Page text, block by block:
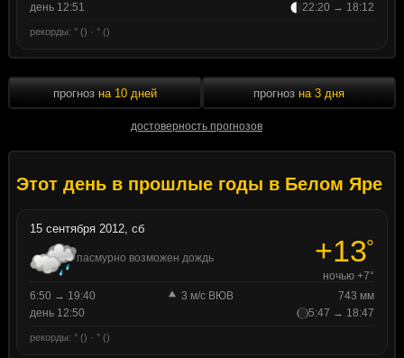
день 12:51
22:20 → 18:12
рекорды: ° () · ° ()
прогноз на 10 дней
достоверность прогнозов
прогноз на 3 дня
Этот день в прошлые годы в Белом Яре
15 сентября 2012, сб
пасмурно возможен дождь +13°
ночью +7°
6:50 → 19:40
3 м/с ВЮВ
743 мм
день 12:50
5:47 → 18:47
рекорды: ° () · ° ()